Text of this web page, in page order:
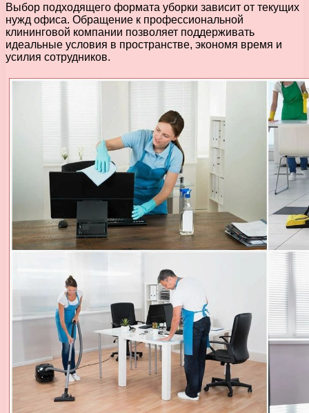
Выбор подходящего формата уборки зависит от текущих
нужд офиса. Обращение к профессиональной
клининговой компании позволяет поддерживать
идеальные условия в пространстве, экономя время и
усилия сотрудников.